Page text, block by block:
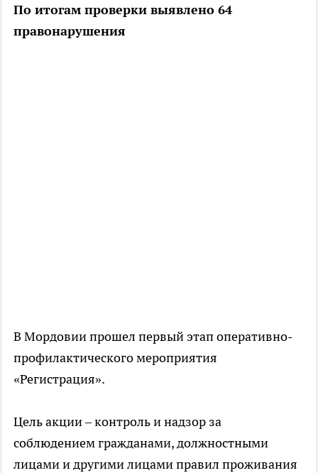
По итогам проверки выявлено 64
правонарушения
В Мордовии прошел первый этап оперативно-
профилактического мероприятия
«Регистрация».
Цель акции – контроль и надзор за
соблюдением гражданами, должностными
лицами и другими лицами правил проживания